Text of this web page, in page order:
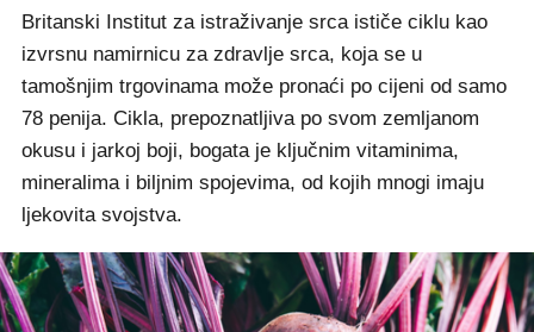
Britanski Institut za istraživanje srca ističe ciklu kao
izvrsnu namirnicu za zdravlje srca, koja se u
tamošnjim trgovinama može pronaći po cijeni od samo
78 penija. Cikla, prepoznatljiva po svom zemljanom
okusu i jarkoj boji, bogata je ključnim vitaminima,
mineralima i biljnim spojevima, od kojih mnogi imaju
ljekovita svojstva.